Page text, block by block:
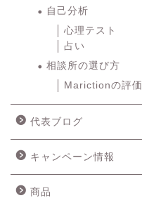
自己分析
心理テスト
占い
相談所の選び方
Marictionの評価
代表ブログ
キャンペーン情報
商品